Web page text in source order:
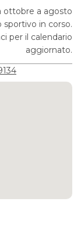
ottobre a agosto
sportivo in corso.
per il calendario
aggiornato.